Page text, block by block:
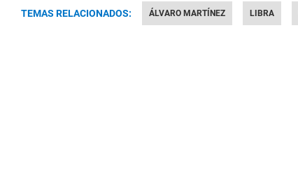
TEMAS RELACIONADOS: ÁLVARO MARTÍNEZ LIBRA